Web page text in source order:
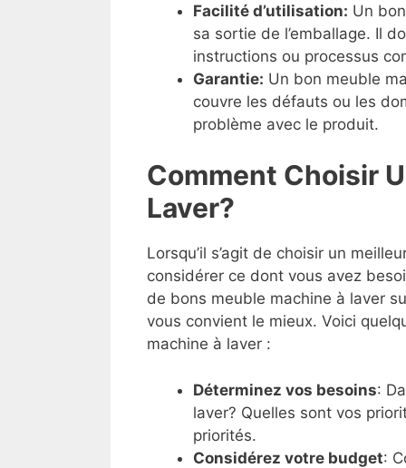
Facilité d’utilisation: Un
sa sortie de l’emballage. Il
instructions ou processus
Garantie: Un bon meuble
couvre les défauts ou les
problème avec le produit.
Comment Choisir
Laver?
Lorsqu’il s’agit de choisir un
considérer ce dont vous avez
de bons meuble machine à laver
vous convient le mieux. Voici
machine à laver :
Déterminez vos besoins:
laver? Quelles sont vos
priorités.
Considérez votre budget: